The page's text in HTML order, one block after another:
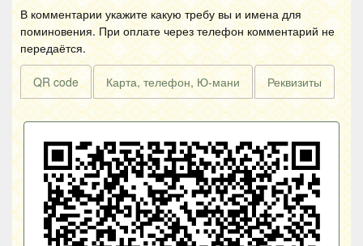
В комментарии укажите какую требу вы и имена для
поминовения. При оплате через телефон комментарий не
передаётся.
QR code Карта, телефон, Ю-мани Реквизиты